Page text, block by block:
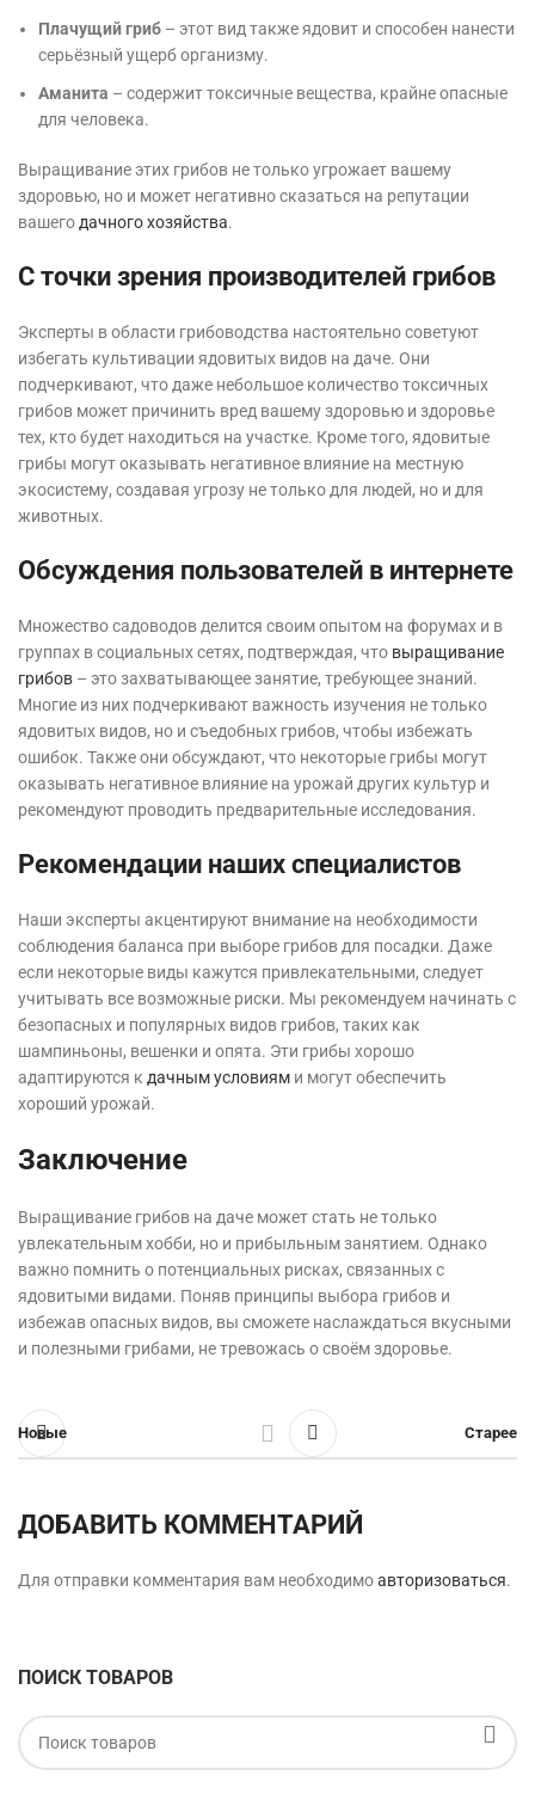
Плачущий гриб – этот вид также ядовит и способен нанести
серьёзный ущерб организму.
Аманита – содержит токсичные вещества, крайне опасные
для человека.
Выращивание этих грибов не только угрожает вашему
здоровью, но и может негативно сказаться на репутации
вашего дачного хозяйства.
С точки зрения производителей грибов
Эксперты в области грибоводства настоятельно советуют
избегать культивации ядовитых видов на даче. Они
подчеркивают, что даже небольшое количество токсичных
грибов может причинить вред вашему здоровью и здоровье
тех, кто будет находиться на участке. Кроме того, ядовитые
грибы могут оказывать негативное влияние на местную
экосистему, создавая угрозу не только для людей, но и для
животных.
Обсуждения пользователей в интернете
Множество садоводов делится своим опытом на форумах и в
группах в социальных сетях, подтверждая, что выращивание
грибов – это захватывающее занятие, требующее знаний.
Многие из них подчеркивают важность изучения не только
ядовитых видов, но и съедобных грибов, чтобы избежать
ошибок. Также они обсуждают, что некоторые грибы могут
оказывать негативное влияние на урожай других культур и
рекомендуют проводить предварительные исследования.
Рекомендации наших специалистов
Наши эксперты акцентируют внимание на необходимости
соблюдения баланса при выборе грибов для посадки. Даже
если некоторые виды кажутся привлекательными, следует
учитывать все возможные риски. Мы рекомендуем начинать с
безопасных и популярных видов грибов, таких как
шампиньоны, вешенки и опята. Эти грибы хорошо
адаптируются к дачным условиям и могут обеспечить
хороший урожай.
Заключение
Выращивание грибов на даче может стать не только
увлекательным хобби, но и прибыльным занятием. Однако
важно помнить о потенциальных рисках, связанных с
ядовитыми видами. Поняв принципы выбора грибов и
избежав опасных видов, вы сможете наслаждаться вкусными
и полезными грибами, не тревожась о своём здоровье.
Новые Старее
ДОБАВИТЬ КОММЕНТАРИЙ
Для отправки комментария вам необходимоавторизоваться.
ПОИСК ТОВАРОВ